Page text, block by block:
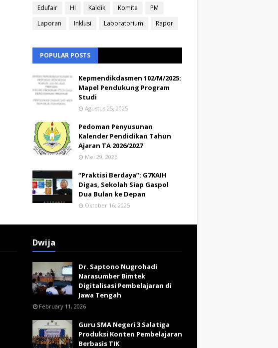
Edufair
HI Kaldik Komite
PM
Laporan
Inklusi Laboratorium Rapor
POPULAR POSTS
Kepmendikdasmen 102/M/2025:
Mapel Pendukung Program
Studi
Agustus 25, 2025
Pedoman Penyusunan
Kalender Pendidikan Tahun
Ajaran TA 2026/2027
Mei 29, 2026
“Praktisi Berdaya”: G7KAIH
Digas, Sekolah Siap Gaspol
Dua Bulan ke Depan
Oktober 16, 2025
Dwija
Dr. Saptono Nugrohadi
Narasumber Bimtek
Digitalisasi Pembelajaran di
Jawa Tengah
February 11, 2026
Guru SMA Negeri 3 Salatiga
Produksi Konten Pembelajaran
Berbasis TIK